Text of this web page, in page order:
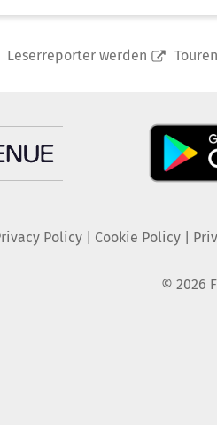
Leserreporter werden
Policy| Cookie Policy|
© 2026